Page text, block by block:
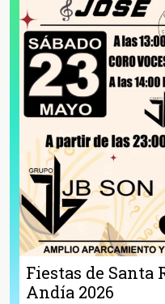
Fiestas de Santa
Andía 2026